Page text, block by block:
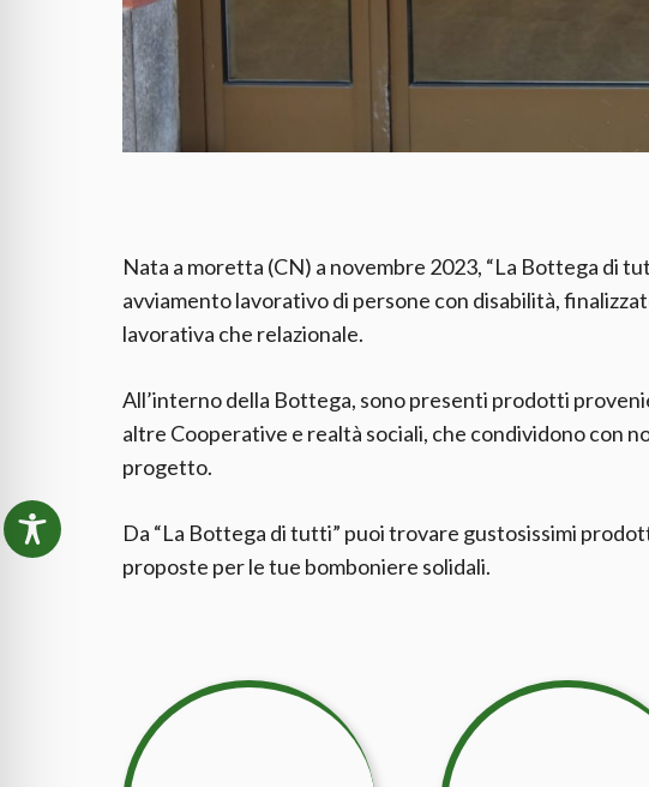
Nata a moretta (CN) a novembre 2023, “La Bottega di
avviamento lavorativo di persone con disabilità,
lavorativa che relazionale.
All’interno della Bottega, sono presenti prodotti
altre Cooperative e realtà sociali, che condividono con
progetto.
Da “La Bottega di tutti” puoi trovare gustosissimi
proposte per le tue bomboniere solidali.